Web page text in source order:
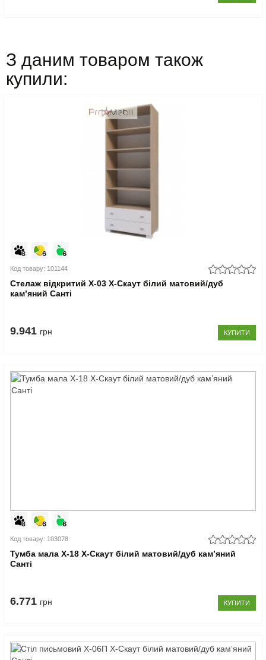
З даним товаром також
купили:
Код товару: 101144
Стелаж відкритий Х-03 X-Скаут білий матовий/дуб
кам’яний Санті
9.941 грн КУПИТИ
Код товару: 103078
Тумба мала Х-18 X-Скаут білий матовий/дуб кам’яний
Санті
6.771 грн КУПИТИ